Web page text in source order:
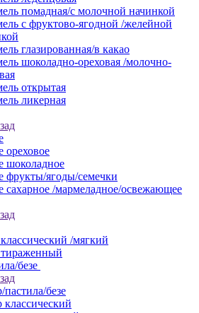
помадная/с молочной начинкой
с фруктово-ягодной /желейной
глазированная/в какао
шоколадно-ореховая /молочно-
открытая
ликерная
ореховое
шоколадное
фрукты/ягоды/семечки
сахарное /мармеладное/освежающее
/мягкий
безе
пастила/безе
классический